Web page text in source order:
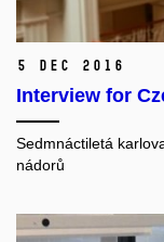
5 Dec 2016
Interview for
Sedmnáctiletá
nádorů